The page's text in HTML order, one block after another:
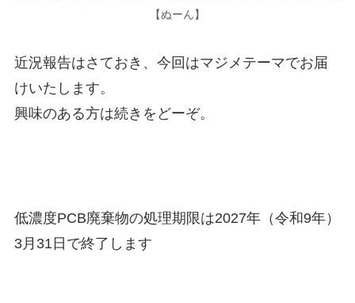
【ぬーん】
近況報告はさておき、今回はマジメテーマでお届
けいたします。
興味のある方は続きをどーぞ。
低濃度PCB廃棄物の処理期限は2027年（令和9年）
3月31日で終了します